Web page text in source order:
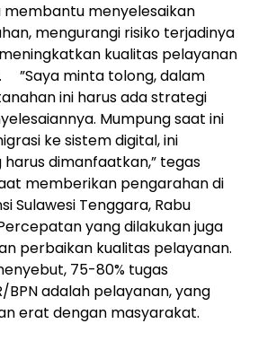
membantu menyelesaikan
mengurangi risiko terjadinya
kualitas pelayanan
”Saya minta tolong, dalam
ini harus ada strategi
Mumpung saat ini
ke sistem digital, ini
dimanfaatkan,” tegas
memberikan pengarahan di
Sulawesi Tenggara, Rabu
yang dilakukan juga
perbaikan kualitas pelayanan.
75-80% tugas
BPN adalah pelayanan, yang
erat dengan masyarakat.